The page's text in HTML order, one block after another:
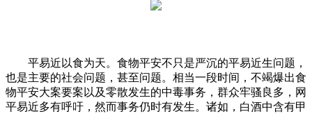
平易近以食为天。食物平安不只是严沉的平易近生问题，
也是主要的社会问题，甚至问题。相当一段时间，不竭爆出食
物平安大案要案以及零散发生的中毒事务，群众牢骚良多，网
平易近多有呼吁，然而事务仍时有发生。诸如，白酒中含有甲